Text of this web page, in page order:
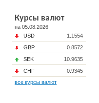
Курсы валют
на 05.08.2026
USD
1.1554
GBP
0.8572
SEK
10.9635
CHF
0.9345
все курсы валют